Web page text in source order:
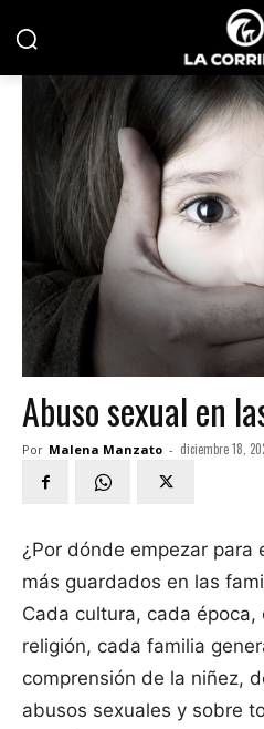
Abuso sexual en
Por Malena Manzato - diciembre 18,
¿Por dónde empezar para
más guardados en las
Cada cultura, cada
religión, cada familia
comprensión de la niñez,
abusos sexuales y sobre